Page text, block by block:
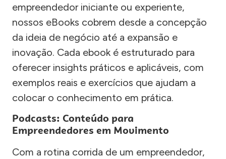
empreendedor iniciante ou experiente,
nossos eBooks cobrem desde a concepção
da ideia de negócio até a expansão e
inovação. Cada ebook é estruturado para
oferecer insights práticos e aplicáveis, com
exemplos reais e exercícios que ajudam a
colocar o conhecimento em prática.
Podcasts: Conteúdo para
Empreendedores em Movimento
Com a rotina corrida de um empreendedor,